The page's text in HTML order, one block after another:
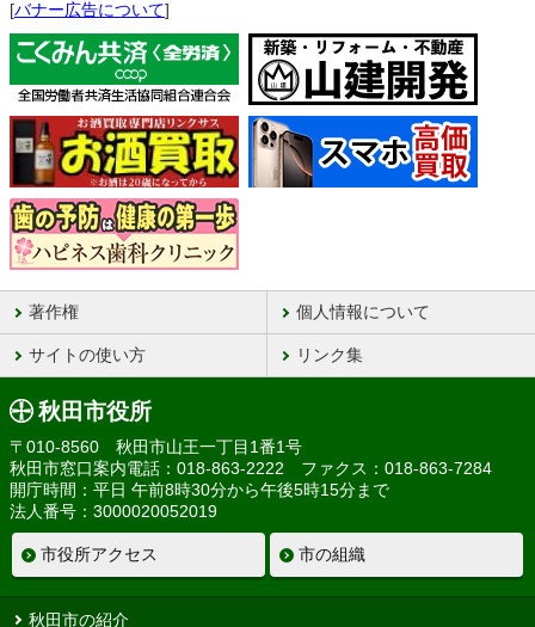
[バナー広告について]
著作権 個人情報について
サイトの使い方 リンク集
秋田市役所
〒010-8560 秋田市山王一丁目1番1号
秋田市窓口案内電話：018-863-2222 ファクス：018-863-7284
開庁時間：平日 午前8時30分から午後5時15分まで
法人番号：3000020052019
市役所アクセス 市の組織
秋田市の紹介